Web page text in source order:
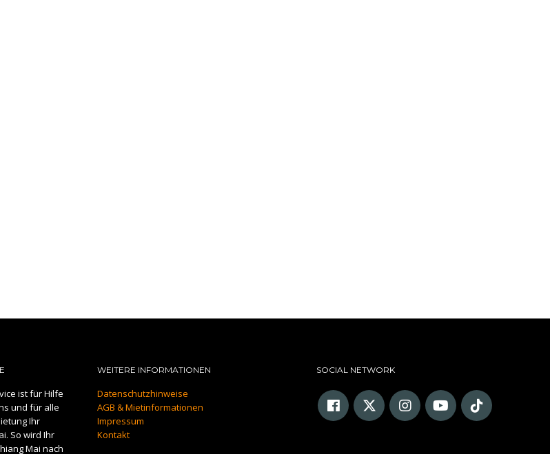
ist für Hilfe
und für alle
Ihr
So wird Ihr
Mai nach
WEITERE INFORMATIONEN
Datenschutzhinweise
AGB & Mietinformationen
Impressum
Kontakt
SOCIAL NETWORK